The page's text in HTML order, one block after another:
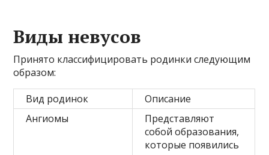
Виды невусов
Принято классифицировать родинки следующим
образом:
Вид родинок
Описание
Ангиомы
Представляют
собой образования,
которые появились